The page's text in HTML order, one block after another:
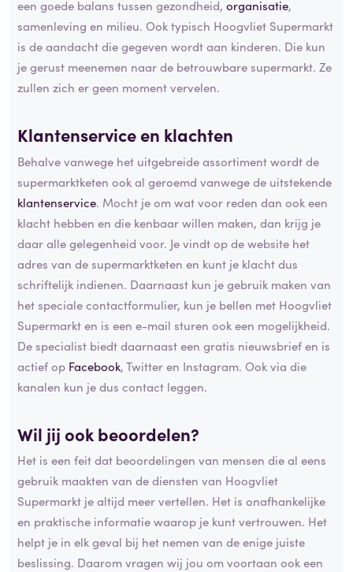
een goede balans tussen gezondheid, organisatie,
samenleving en milieu. Ook typisch Hoogvliet Supermarkt
is de aandacht die gegeven wordt aan kinderen. Die kun
je gerust meenemen naar de betrouwbare supermarkt. Ze
zullen zich er geen moment vervelen.
Klantenservice en klachten
Behalve vanwege het uitgebreide assortiment wordt de
supermarktketen ook al geroemd vanwege de uitstekende
klantenservice. Mocht je om wat voor reden dan ook een
klacht hebben en die kenbaar willen maken, dan krijg je
daar alle gelegenheid voor. Je vindt op de website het
adres van de supermarktketen en kunt je klacht dus
schriftelijk indienen. Daarnaast kun je gebruik maken van
het speciale contactformulier, kun je bellen met Hoogvliet
Supermarkt en is een e-mail sturen ook een mogelijkheid.
De specialist biedt daarnaast een gratis nieuwsbrief en is
actief op Facebook, Twitter en Instagram. Ook via die
kanalen kun je dus contact leggen.
Wil jij ook beoordelen?
Het is een feit dat beoordelingen van mensen die al eens
gebruik maakten van de diensten van Hoogvliet
Supermarkt je altijd meer vertellen. Het is onafhankelijke
en praktische informatie waarop je kunt vertrouwen. Het
helpt je in elk geval bij het nemen van de enige juiste
beslissing. Daarom vragen wij jou om voortaan ook een